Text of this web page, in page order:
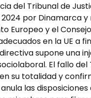
del Tribunal de
por Dinamarca
Europeo y el
en la UE a
supone una
El fallo del
su totalidad y
las